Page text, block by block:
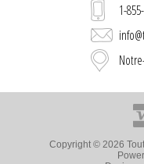
1-
Copyright © 2026